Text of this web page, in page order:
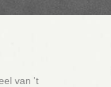
van 't